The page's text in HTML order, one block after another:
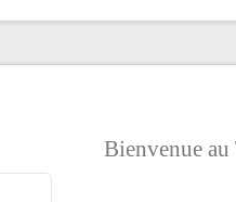
Bienvenue